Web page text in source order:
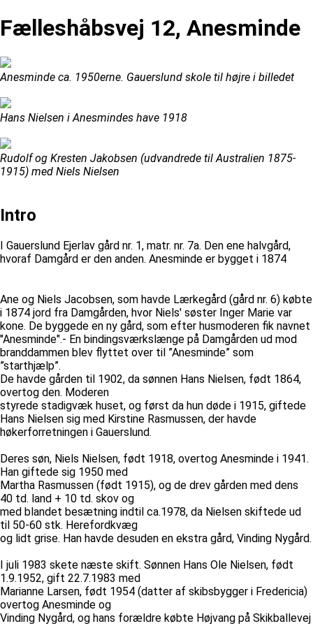
Fælleshåbsvej 12, Anesminde
Anesminde ca. 1950erne. Gauerslund skole til højre i billedet
Hans Nielsen i Anesmindes have 1918
Rudolf og Kresten Jakobsen (udvandrede til Australien 1875-
1915) med Niels Nielsen
Intro
I Gauerslund Ejerlav gård nr. 1, matr. nr. 7a. Den ene halvgård,
hvoraf Damgård er den anden. Anesminde er bygget i 1874
Ane og Niels Jacobsen, som havde Lærkegård (gård nr. 6) købte
i 1874 jord fra Damgården, hvor Niels' søster Inger Marie var
kone. De byggede en ny gård, som efter husmoderen fik navnet
"Anesminde".- En bindingsværkslænge på Damgården ud mod
branddammen blev flyttet over til ”Anesminde” som
”starthjælp”.
De havde gården til 1902, da sønnen Hans Nielsen, født 1864,
overtog den. Moderen
styrede stadigvæk huset, og først da hun døde i 1915, giftede
Hans Nielsen sig med Kirstine Rasmussen, der havde
høkerforretningen i Gauerslund.
Deres søn, Niels Nielsen, født 1918, overtog Anesminde i 1941.
Han giftede sig 1950 med
Martha Rasmussen (født 1915), og de drev gården med dens
40 td. land + 10 td. skov og
med blandet besætning indtil ca.1978, da Nielsen skiftede ud
til 50-60 stk. Herefordkvæg
og lidt grise. Han havde desuden en ekstra gård, Vinding Nygård.
I juli 1983 skete næste skift. Sønnen Hans Ole Nielsen, født
1.9.1952, gift 22.7.1983 med
Marianne Larsen, født 1954 (datter af skibsbygger i Fredericia)
overtog Anesminde og
Vinding Nygård, og hans forældre købte Højvang på Skikballevej